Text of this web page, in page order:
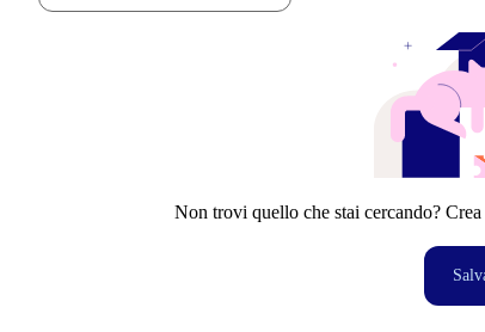
Non trovi quello che stai cercando?